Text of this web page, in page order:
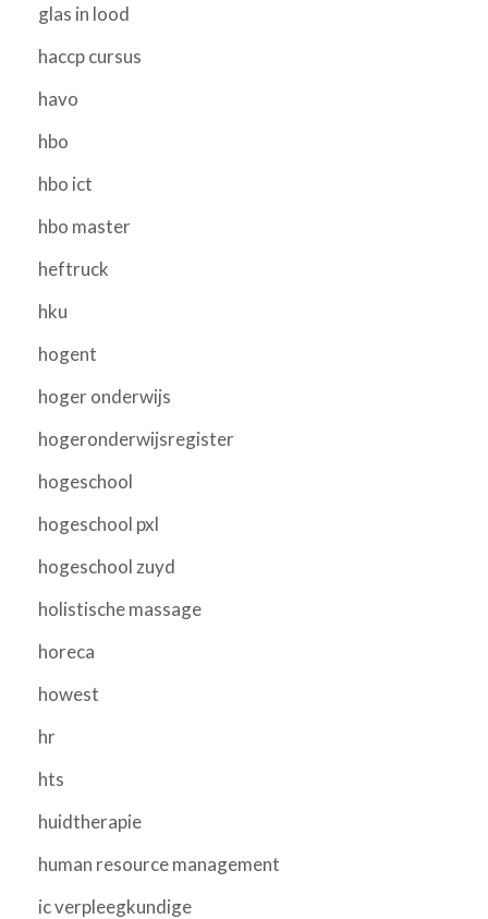
glas in lood
haccp cursus
havo
hbo
hbo ict
hbo master
heftruck
hku
hogent
hoger onderwijs
hogeronderwijsregister
hogeschool
hogeschool pxl
hogeschool zuyd
holistische massage
horeca
howest
hr
hts
huidtherapie
human resource management
ic verpleegkundige